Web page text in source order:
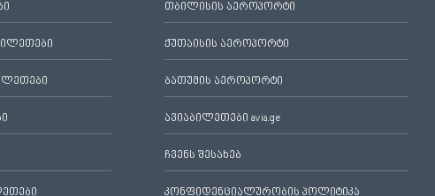
თბილისის აეროპორტი
ქუთაისის აეროპორტი
ბათუმის აეროპორტი
ავიაბილეთები avia.ge
ჩვენს შესახებ
კონფიდენციალურობის პოლიტიკა